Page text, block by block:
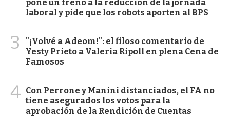
pone un freno a la reducción de la jornada
laboral y pide que los robots aporten al BPS
3
"¡Volvé a Adeom!": el filoso comentario de
Yesty Prieto a Valeria Ripoll en plena Cena de
Famosos
4 Con Perrone y Manini distanciados, el FA no
tiene asegurados los votos para la
aprobación de la Rendición de Cuentas